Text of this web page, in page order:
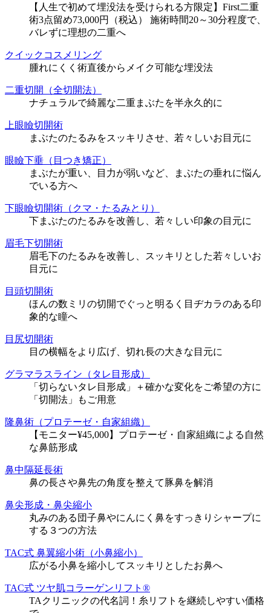
【人生で初めて埋没法を受けられる方限定】First二重
術3点留め73,000円（税込） 施術時間20～30分程度で、
バレずに理想の二重へ
クイックコスメリング
腫れにくく術直後からメイク可能な埋没法
二重切開（全切開法）
ナチュラルで綺麗な二重まぶたを半永久的に
上眼瞼切開術
まぶたのたるみをスッキリさせ、若々しいお目元に
眼瞼下垂（目つき矯正）
まぶたが重い、目力が弱いなど、まぶたの垂れに悩ん
でいる方へ
下眼瞼切開術（クマ・たるみとり）
下まぶたのたるみを改善し、若々しい印象の目元に
眉毛下切開術
眉毛下のたるみを改善し、スッキリとした若々しいお
目元に
目頭切開術
ほんの数ミリの切開でぐっと明るく目ヂカラのある印
象的な瞳へ
目尻切開術
目の横幅をより広げ、切れ長の大きな目元に
グラマラスライン（タレ目形成）
「切らないタレ目形成」＋確かな変化をご希望の方に
「切開法」もご用意
隆鼻術（プロテーゼ・自家組織）
【モニター¥45,000】プロテーゼ・自家組織による自然
な鼻筋形成
鼻中隔延長術
鼻の長さや鼻先の角度を整えて豚鼻を解消
鼻尖形成・鼻尖縮小
丸みのある団子鼻やにんにく鼻をすっきりシャープに
する３つの方法
TAC式 鼻翼縮小術（小鼻縮小）
広がる小鼻を縮小してスッキリとしたお鼻へ
TAC式 ツヤ肌コラーゲンリフト®
TAクリニックの代名詞！糸リフトを継続しやすい価格